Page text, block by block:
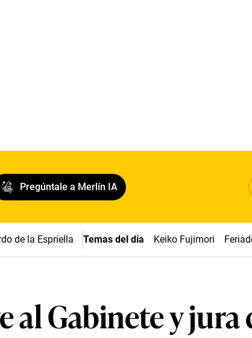
Pregúntale a Merlín IA
de la Espriella Temas del día Keiko Fujimori
al Gabinete y